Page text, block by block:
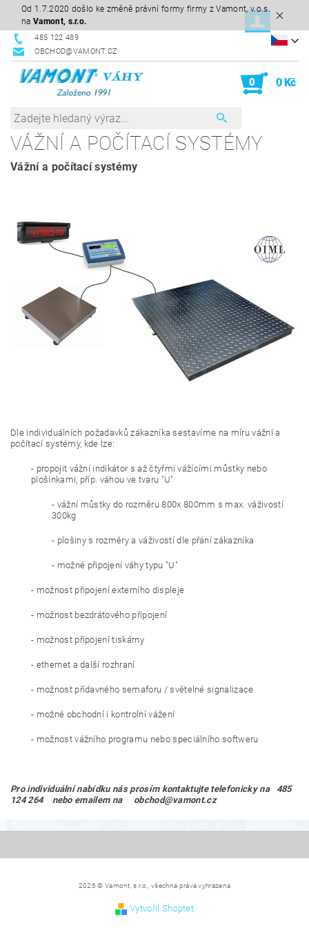
Od 1.7.2020 došlo ke změně právní formy firmy z Vamont, v.o.s.
na Vamont, s.r.o.
485 122 489
OBCHOD@VAMONT.CZ
0 0 Kč
VÁŽNÍ A POČÍTACÍ SYSTÉMY
Vážní a počítací systémy
Dle individuálních požadavků zákazníka sestavíme na míru vážní a
počítací systémy, kde lze:
- propojit vážní indikátor s až čtyřmi vážícími můstky nebo
plošinkami, příp. váhou ve tvaru "U"
- vážní můstky do rozměru 800x 800mm s max. váživostí
300kg
- plošiny s rozměry a váživostí dle přání zákazníka
- možné připojení váhy typu "U"
- možnost připojení externího displeje
- možnost bezdrátového připojení
- možnost připojení tiskárny
- ethernet a další rozhraní
- možnost přídavného semaforu / světelné signalizace
- možné obchodní i kontrolní vážení
- možnost vážního programu nebo speciálního softweru
Pro individuální nabídku nás prosím kontaktujte telefonicky na 485
124 264 nebo emailem na obchod@vamont.cz
2026 © Vamont, s.r.o., všechna práva vyhrazena
Vytvořil Shoptet